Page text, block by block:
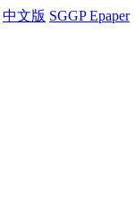
中文版 SGGP Epaper